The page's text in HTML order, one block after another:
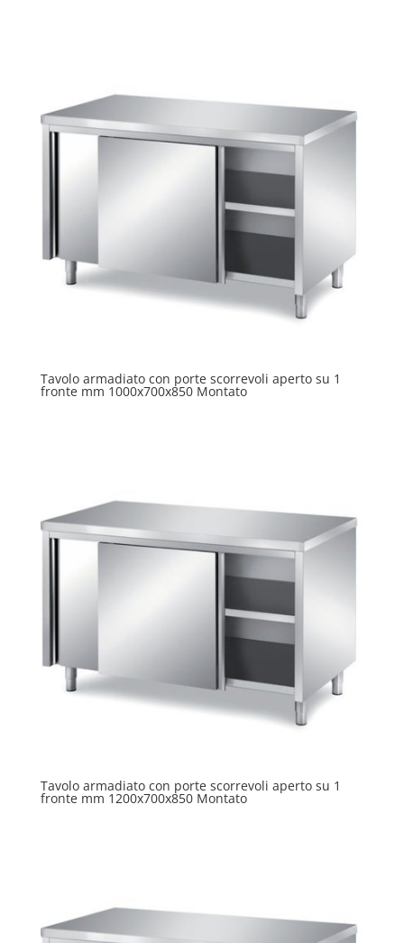
Tavolo armadiato con porte scorrevoli aperto su 1
fronte mm 1000x700x850 Montato
Tavolo armadiato con porte scorrevoli aperto su 1
fronte mm 1200x700x850 Montato